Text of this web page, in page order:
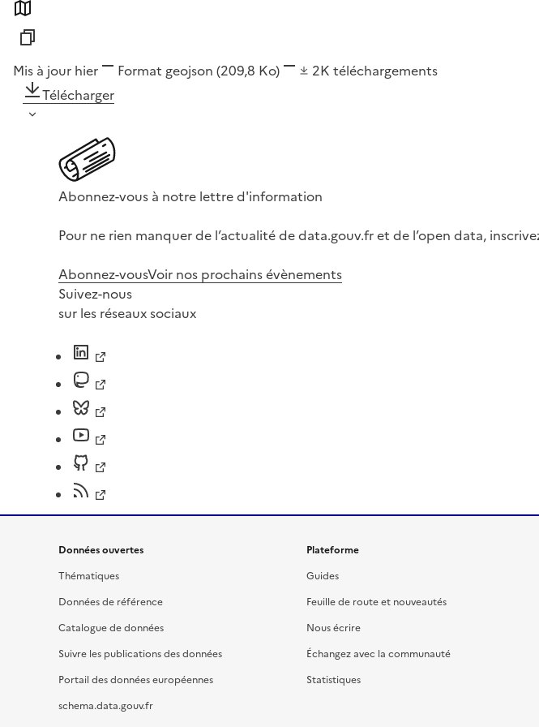
Mis à jour hier Format geojson (209,8 Ko) 2K téléchargements
Télécharger
Abonnez-vous à notre lettre d'information
Pour ne rien manquer de l’actualité de data.gouv.fr et de l’open data,
Abonnez-vousVoir nos prochains évènements
Suivez-nous
sur les réseaux sociaux
Données ouvertes
Thématiques
Données de référence
Catalogue de données
Suivre les publications des données
Portail des données européennes
schema.data.gouv.fr
Plateforme
Guides
Feuille de route et nouveautés
Nous écrire
Échangez avec la communauté
Statistiques